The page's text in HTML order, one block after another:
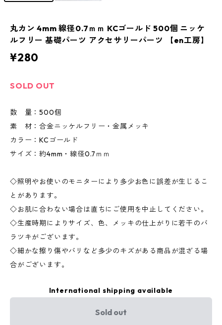
丸カン 4mm 線径0.7ｍｍ KCゴールド 500個 ニッケ
ルフリー 基礎パーツ アクセサリーパーツ 【en工房】
¥280
SOLD OUT
数 量：500個
素 材：合金ニッケルフリー・金属メッキ
カラー：KCゴールド
サイズ：約4mm・線径0.7ｍｍ
◇照明やお使いのモニターにより多少お色に誤差が生じるこ
とがあります。
◇お肌に合わない場合は直ちにご使用を中止してください。
◇生産時期によりサイズ、色、メッキの仕上がりに若干のバ
ラツキがございます。
◇細かな擦り傷やバリなど多少のキズがある商品が混ざる場
合がございます。
International shipping available
Sold out